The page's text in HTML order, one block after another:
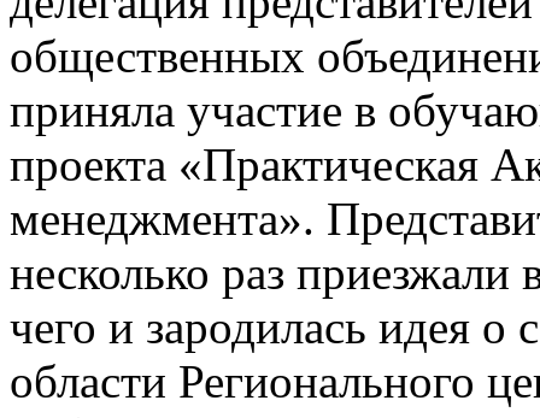
общественных
приняла участие в
проекта «Практическая
менеджмента».
несколько раз приезжали
чего и зародилась идея о
области Регионального